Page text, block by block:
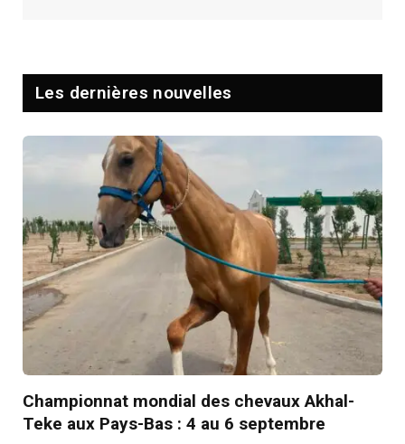
Les dernières nouvelles
Championnat mondial des chevaux Akhal-
Teke aux Pays-Bas : 4 au 6 septembre